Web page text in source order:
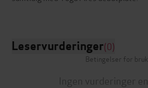
Leservurderinger(0)
Betingelser for
Ingen vurderinger